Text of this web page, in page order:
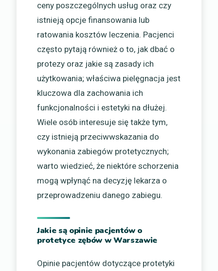
ceny poszczególnych usług oraz czy
istnieją opcje finansowania lub
ratowania kosztów leczenia. Pacjenci
często pytają również o to, jak dbać o
protezy oraz jakie są zasady ich
użytkowania; właściwa pielęgnacja jest
kluczowa dla zachowania ich
funkcjonalności i estetyki na dłużej.
Wiele osób interesuje się także tym,
czy istnieją przeciwwskazania do
wykonania zabiegów protetycznych;
warto wiedzieć, że niektóre schorzenia
mogą wpłynąć na decyzję lekarza o
przeprowadzeniu danego zabiegu.
Jakie są opinie pacjentów o
protetyce zębów w Warszawie
Opinie pacjentów dotyczące protetyki